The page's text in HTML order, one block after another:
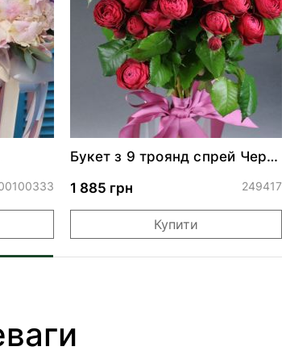
Букет з 9 троянд спрей Черрі
1 885 грн
249417
Купити